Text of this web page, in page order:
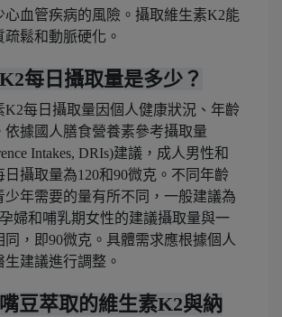
心血管疾病的風險。攝取維生素K2能
鬆和動脈硬化。
每日攝取量是多少？
K2每日攝取量因個人健康狀況、年齡
依據國人膳食營養素參考攝取量
Intakes, DRIs)建議，成人男性和
日攝取量為120和90微克。不同年齡
少年需要的量有所不同，一般建議為
婦和哺乳期女性的建議攝取量與一
同，即90微克。具體需求應根據個人
建議進行調整。
豆萃取的維生素K2與納